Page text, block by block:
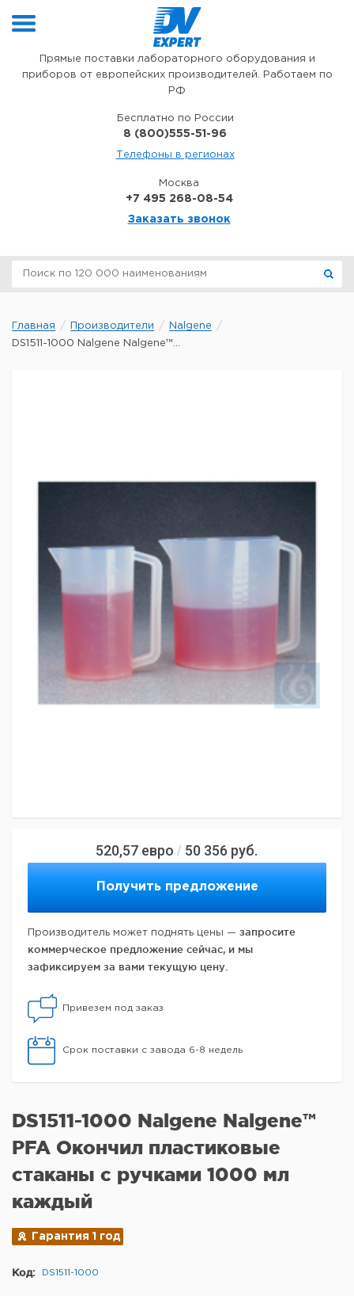
Прямые поставки лабораторного оборудования и
приборов от европейских производителей. Работаем по
РФ
Бесплатно по России
8 (800)555-51-96
Телефоны в регионах
Москва
+7 495 268-08-54
Заказать звонок
Главная Производители
Nalgene
DS1511-1000 Nalgene Nalgene™...
520,57 евро / 50 356 руб.
Получить предложение
Производитель может поднять цены — запросите
коммерческое предложение сейчас, и мы
зафиксируем за вами текущую цену.
Привезем под заказ
Срок поставки с завода 6-8 недель
DS1511-1000 Nalgene Nalgene™
PFA Окончил пластиковые
стаканы с ручками 1000 мл
каждый
Гарантия 1 год
Код: DS1511-1000